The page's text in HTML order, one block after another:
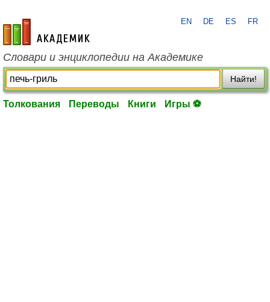
academic.ru
EN DE ES FR
Словари и энциклопедии на Академике
Найти!
Толкования Переводы Книги Игры ⚽